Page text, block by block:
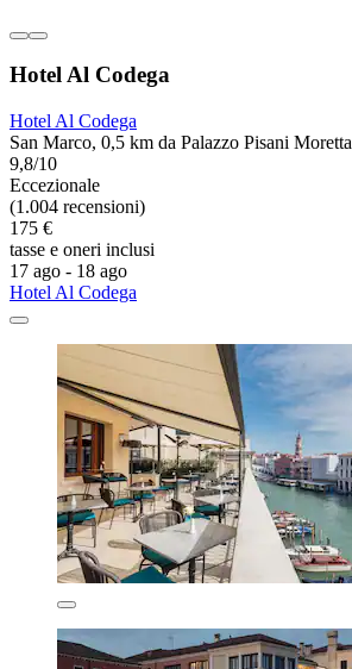
Hotel Al Codega
Hotel Al Codega
San Marco, 0,5 km da Palazzo Pisani Moretta
9,8/10
Eccezionale
(1.004 recensioni)
175 €
tasse e oneri inclusi
17 ago - 18 ago
Hotel Al Codega